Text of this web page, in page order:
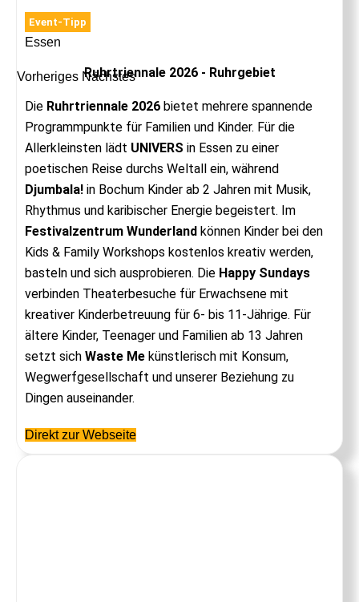
Vorheriges Nächstes
Event-Tipp
Essen
Ruhrtriennale 2026 - Ruhrgebiet
Die Ruhrtriennale 2026 bietet mehrere spannende
Programmpunkte für Familien und Kinder. Für die
Allerkleinsten lädt UNIVERS in Essen zu einer
poetischen Reise durchs Weltall ein, während
Djumbala! in Bochum Kinder ab 2 Jahren mit Musik,
Rhythmus und karibischer Energie begeistert. Im
Festivalzentrum Wunderland können Kinder bei den
Kids & Family Workshops kostenlos kreativ werden,
basteln und sich ausprobieren. Die Happy Sundays
verbinden Theaterbesuche für Erwachsene mit
kreativer Kinderbetreuung für 6- bis 11-Jährige. Für
ältere Kinder, Teenager und Familien ab 13 Jahren
setzt sich Waste Me künstlerisch mit Konsum,
Wegwerfgesellschaft und unserer Beziehung zu
Dingen auseinander.
Direkt zur Webseite